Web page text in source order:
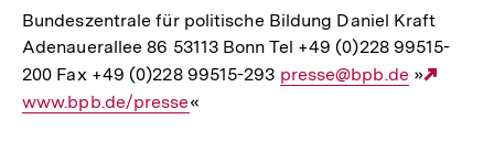
Bundeszentrale für politische Bildung Daniel Kraft
Adenauerallee 86 53113 Bonn Tel +49 (0)228 99515-
200 Fax +49 (0)228 99515-293 E-
presse@bpb.de »
www.bpb.de/presse«